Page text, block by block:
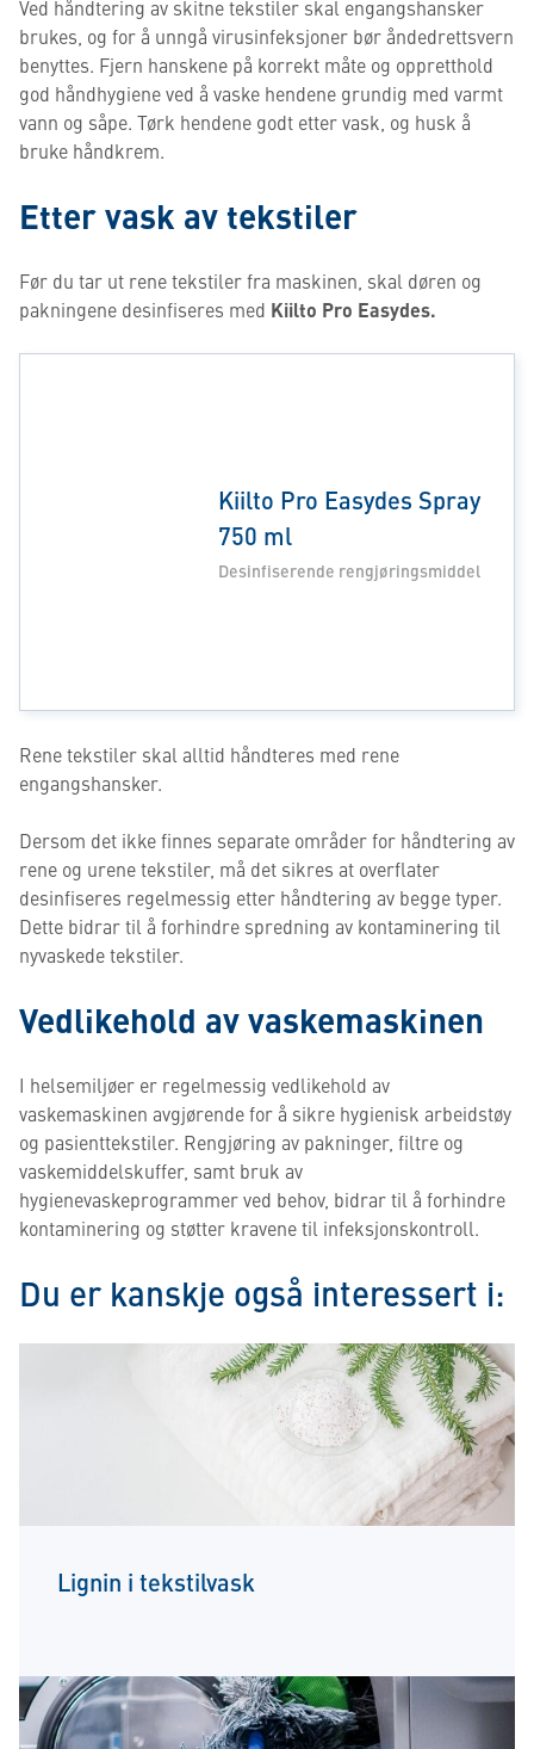
Ved håndtering av skitne tekstiler skal engangshansker
brukes, og for å unngå virusinfeksjoner bør åndedrettsvern
benyttes. Fjern hanskene på korrekt måte og oppretthold
god håndhygiene ved å vaske hendene grundig med varmt
vann og såpe. Tørk hendene godt etter vask, og husk å
bruke håndkrem.
Etter vask av tekstiler
Før du tar ut rene tekstiler fra maskinen, skal døren og
pakningene desinfiseres med Kiilto Pro Easydes.
Kiilto Pro Easydes Spray
750 ml
Desinfiserende rengjøringsmiddel
Rene tekstiler skal alltid håndteres med rene
engangshansker.
Dersom det ikke finnes separate områder for håndtering av
rene og urene tekstiler, må det sikres at overflater
desinfiseres regelmessig etter håndtering av begge typer.
Dette bidrar til å forhindre spredning av kontaminering til
nyvaskede tekstiler.
Vedlikehold av vaskemaskinen
I helsemiljøer er regelmessig vedlikehold av
vaskemaskinen avgjørende for å sikre hygienisk arbeidstøy
og pasienttekstiler. Rengjøring av pakninger, filtre og
vaskemiddelskuffer, samt bruk av
hygienevaskeprogrammer ved behov, bidrar til å forhindre
kontaminering og støtter kravene til infeksjonskontroll.
Du er kanskje også interessert i:
Lignin i tekstilvask